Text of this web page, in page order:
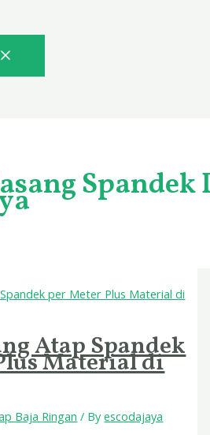
Spandek
Atap Spandek
Material di
Baja Ringan / Byescodajaya